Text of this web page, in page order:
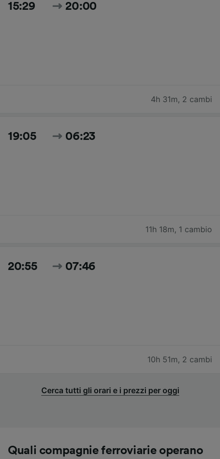
15:29 20:00
4h 31m, 2 cambi
19:05 06:23
11h 18m, 1 cambio
20:55 07:46
10h 51m, 2 cambi
Cerca tutti gli orari e i prezzi per oggi
Quali compagnie ferroviarie operano